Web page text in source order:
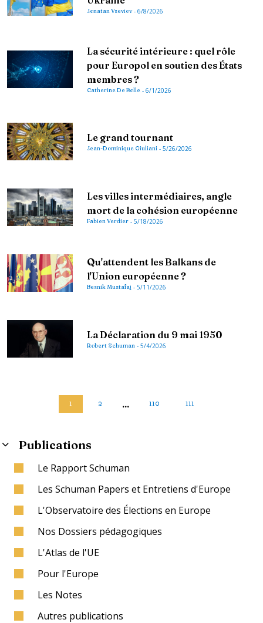
Jonatan Vseviov- 6/8/2026
La sécurité intérieure : quel rôle
pour Europol en soutien des États
membres ?
Catherine De Bolle - 6/1/2026
Le grand tournant
Jean-Dominique Giuliani - 5/26/2026
Les villes intermédiaires, angle
mort de la cohésion européenne
Fabien Verdier - 5/18/2026
Qu'attendent les Balkans de
l'Union européenne ?
Besnik Mustafaj - 5/11/2026
La Déclaration du 9 mai 1950
Robert Schuman - 5/4/2026
1 2 ... 110 111
Publications
Le Rapport Schuman
Les Schuman Papers et Entretiens d'Europe
L'Observatoire des Élections en Europe
Nos Dossiers pédagogiques
L'Atlas de l'UE
Pour l'Europe
Les Notes
Autres publications